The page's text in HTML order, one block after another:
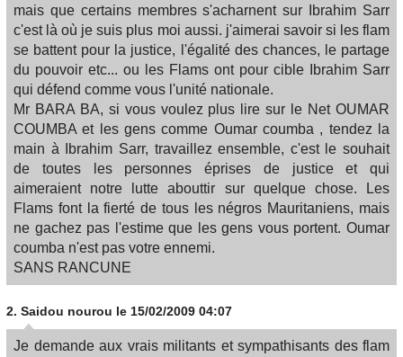
mais que certains membres s'acharnent sur Ibrahim Sarr
c'est là où je suis plus moi aussi. j'aimerai savoir si les flam
se battent pour la justice, l'égalité des chances, le partage
du pouvoir etc... ou les Flams ont pour cible Ibrahim Sarr
qui défend comme vous l'unité nationale.
Mr BARA BA, si vous voulez plus lire sur le Net OUMAR
COUMBA et les gens comme Oumar coumba , tendez la
main à Ibrahim Sarr, travaillez ensemble, c'est le souhait
de toutes les personnes éprises de justice et qui
aimeraient notre lutte abouttir sur quelque chose. Les
Flams font la fierté de tous les négros Mauritaniens, mais
ne gachez pas l'estime que les gens vous portent. Oumar
coumba n'est pas votre ennemi.
SANS RANCUNE
2. Saidou nourou le 15/02/2009 04:07
Je demande aux vrais militants et sympathisants des flam